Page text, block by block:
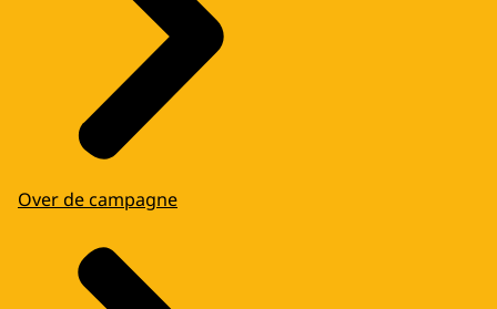
Over de campagne